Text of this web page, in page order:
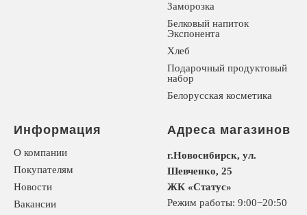
Заморозка
Белковый напиток
Экспонента
Хлеб
Подарочный продуктовый
набор
Белорусская косметика
Информация
О компании
Покупателям
Новости
Вакансии
Адреса магазинов
г.Новосибирск, ул.
Шевченко, 25
ЖК «Статус»
Режим работы: 9:00−20:50